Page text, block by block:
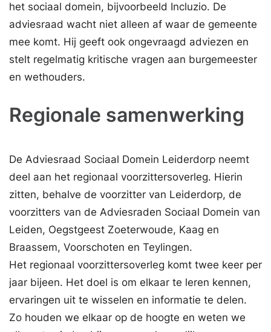
het sociaal domein, bijvoorbeeld Incluzio. De
adviesraad wacht niet alleen af waar de gemeente
mee komt. Hij geeft ook ongevraagd adviezen en
stelt regelmatig kritische vragen aan burgemeester
en wethouders.
Regionale samenwerking
De Adviesraad Sociaal Domein Leiderdorp neemt
deel aan het regionaal voorzittersoverleg. Hierin
zitten, behalve de voorzitter van Leiderdorp, de
voorzitters van de Adviesraden Sociaal Domein van
Leiden, Oegstgeest Zoeterwoude, Kaag en
Braassem, Voorschoten en Teylingen.
Het regionaal voorzittersoverleg komt twee keer per
jaar bijeen. Het doel is om elkaar te leren kennen,
ervaringen uit te wisselen en informatie te delen.
Zo houden we elkaar op de hoogte en weten we